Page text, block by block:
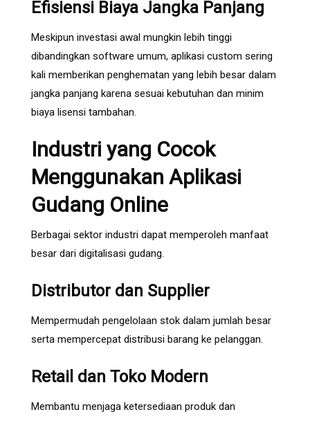
Efisiensi Biaya Jangka Panjang
Meskipun investasi awal mungkin lebih tinggi
dibandingkan software umum, aplikasi custom sering
kali memberikan penghematan yang lebih besar dalam
jangka panjang karena sesuai kebutuhan dan minim
biaya lisensi tambahan.
Industri yang Cocok
Menggunakan Aplikasi
Gudang Online
Berbagai sektor industri dapat memperoleh manfaat
besar dari digitalisasi gudang.
Distributor dan Supplier
Mempermudah pengelolaan stok dalam jumlah besar
serta mempercepat distribusi barang ke pelanggan.
Retail dan Toko Modern
Membantu menjaga ketersediaan produk dan